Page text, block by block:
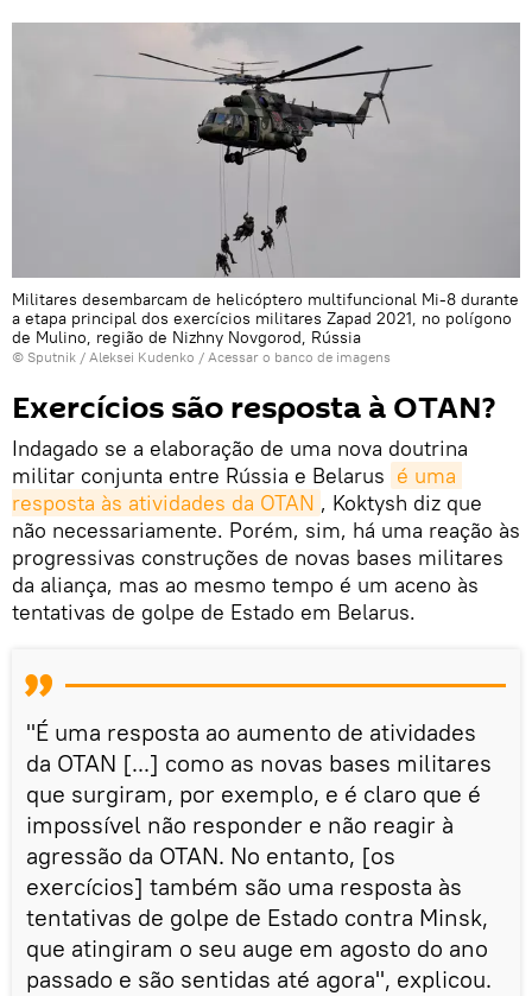
Militares desembarcam de helicóptero multifuncional Mi-8 durante
a etapa principal dos exercícios militares Zapad 2021, no polígono
de Mulino, região de Nizhny Novgorod, Rússia
© Sputnik / Aleksei Kudenko / Acessar o banco de imagens
Exercícios são resposta à OTAN?
Indagado se a elaboração de uma nova doutrina
militar conjunta entre Rússia e Belarus é uma
resposta às atividades da OTAN , Koktysh diz que
não necessariamente. Porém, sim, há uma reação às
progressivas construções de novas bases militares
da aliança, mas ao mesmo tempo é um aceno às
tentativas de golpe de Estado em Belarus.
"É uma resposta ao aumento de atividades
da OTAN [...] como as novas bases militares
que surgiram, por exemplo, e é claro que é
impossível não responder e não reagir à
agressão da OTAN. No entanto, [os
exercícios] também são uma resposta às
tentativas de golpe de Estado contra Minsk,
que atingiram o seu auge em agosto do ano
passado e são sentidas até agora", explicou.